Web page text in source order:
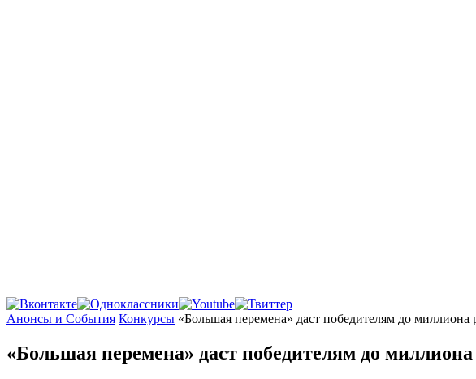
Главная
Анонсы и События Конкурсы «Большая перемена» даст победителям до миллиона
«Большая перемена» даст победителям до миллиона